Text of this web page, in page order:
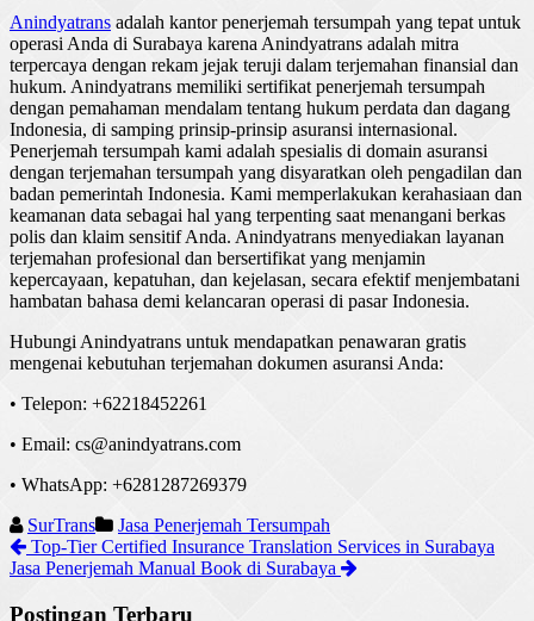
Anindyatrans adalah kantor penerjemah tersumpah yang tepat untuk
operasi Anda di Surabaya karena Anindyatrans adalah mitra
terpercaya dengan rekam jejak teruji dalam terjemahan finansial dan
hukum. Anindyatrans memiliki sertifikat penerjemah tersumpah
dengan pemahaman mendalam tentang hukum perdata dan dagang
Indonesia, di samping prinsip-prinsip asuransi internasional.
Penerjemah tersumpah kami adalah spesialis di domain asuransi
dengan terjemahan tersumpah yang disyaratkan oleh pengadilan dan
badan pemerintah Indonesia. Kami memperlakukan kerahasiaan dan
keamanan data sebagai hal yang terpenting saat menangani berkas
polis dan klaim sensitif Anda. Anindyatrans menyediakan layanan
terjemahan profesional dan bersertifikat yang menjamin
kepercayaan, kepatuhan, dan kejelasan, secara efektif menjembatani
hambatan bahasa demi kelancaran operasi di pasar Indonesia.
Hubungi Anindyatrans untuk mendapatkan penawaran gratis
mengenai kebutuhan terjemahan dokumen asuransi Anda:
• Telepon: +62218452261
• Email: cs@anindyatrans.com
• WhatsApp: +6281287269379
SurTrans
Jasa Penerjemah Tersumpah
Top-Tier Certified Insurance Translation Services in Surabaya
Jasa Penerjemah Manual Book di Surabaya
Postingan Terbaru